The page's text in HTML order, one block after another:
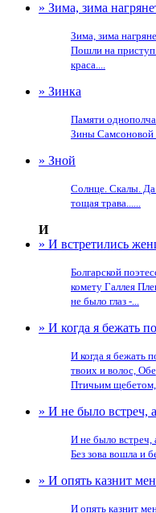
» Зима, зима
Зима, зима
Пошли на
краса....
» Зинка
Памяти
Зины Самсоновой
» Зной
Солнце. Скалы.
тощая трава......
И
» И встретились
Болгарской
комету Галлея
не было глаз -...
» И когда я бежать
И когда я бежать
твоих и волос,
Птичьим щебетом,
» И не было встреч,
И не было встреч,
Без зова вошла и
» И опять казнит
И опять казнит